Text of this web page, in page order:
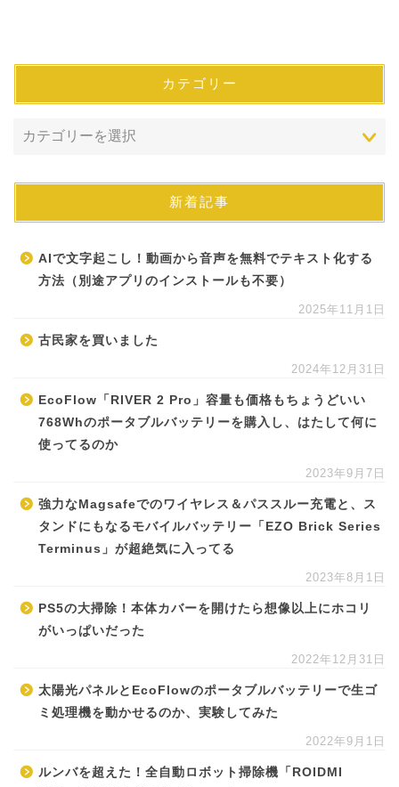
カテゴリー
新着記事
AIで文字起こし！動画から音声を無料でテキスト化する
方法（別途アプリのインストールも不要）
2025年11月1日
古民家を買いました
2024年12月31日
EcoFlow「RIVER 2 Pro」容量も価格もちょうどいい
768Whのポータブルバッテリーを購入し、はたして何に
使ってるのか
2023年9月7日
強力なMagsafeでのワイヤレス＆パススルー充電と、ス
タンドにもなるモバイルバッテリー「EZO Brick Series
Terminus」が超絶気に入ってる
2023年8月1日
PS5の大掃除！本体カバーを開けたら想像以上にホコリ
がいっぱいだった
2022年12月31日
太陽光パネルとEcoFlowのポータブルバッテリーで生ゴ
ミ処理機を動かせるのか、実験してみた
2022年9月1日
ルンバを超えた！全自動ロボット掃除機「ROIDMI